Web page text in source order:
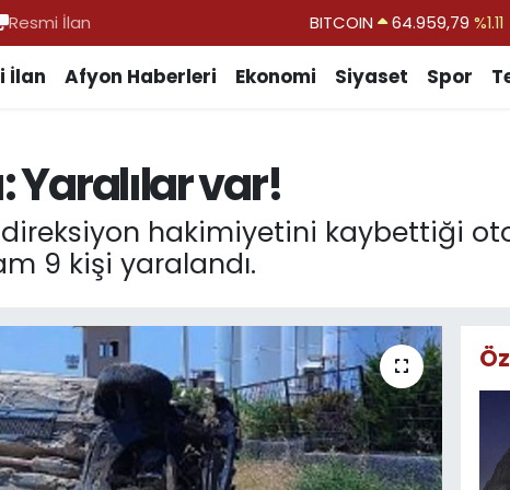
Resmi İlan DOLAR 47,7436%0.18
EURO
55,2510
%0.32
İlan Afyon Haberleri Ekonomi Siyaset Spor
Yaralılar var!
hakimiyetini kaybettiği
9 kişi yaralandı.